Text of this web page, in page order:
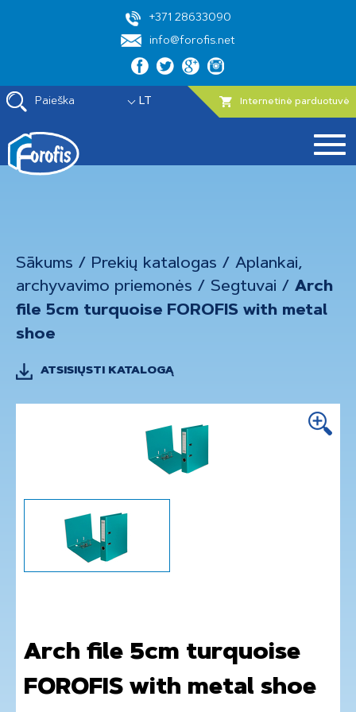
+371 28633090
info@forofis.net
Paieška LT Internetinė parduotuvė
Sākums / Prekių katalogas / Aplankai,
archyvavimo priemonės / Segtuvai / Arch
file 5cm turquoise FOROFIS with metal
shoe
ATSISIŲSTI KATALOGĄ
Arch file 5cm turquoise
FOROFIS with metal shoe